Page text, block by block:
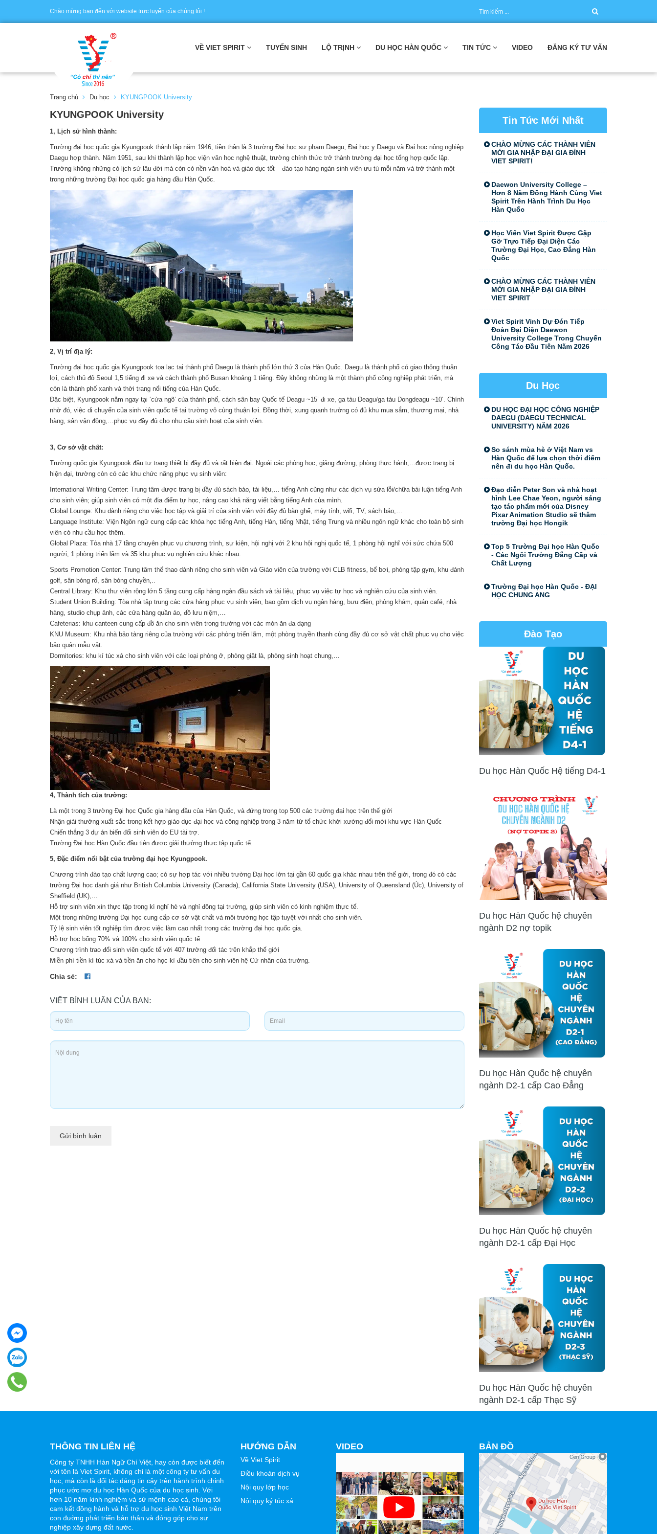
Chào mừng bạn đến với website trực tuyến của chúng tôi !
VỀ VIET SPIRIT TUYỂN SINH LỘ TRỊNH DU HỌC HÀN QUỐC TIN TỨC VIDEO ĐĂNG KÝ TƯ VẤN
Trang chủ Du học KYUNGPOOK University
KYUNGPOOK University
1, Lịch sử hình thành:
Trường đại học quốc gia Kyungpook thành lập năm 1946, tiền thân là 3 trường Đại học sư phạm Daegu, Đại học y Daegu và Đại học nông nghiệp
Daegu hợp thành. Năm 1951, sau khi thành lập học viện văn học nghệ thuật, trường chính thức trở thành trường đại học tổng hợp quốc lập.
Trường không những có lịch sử lâu đời mà còn có nền văn hoá và giáo dục tốt – đào tạo hàng ngàn sinh viên ưu tú mỗi năm và trở thành một
trong những trường Đại học quốc gia hàng đầu Hàn Quốc.
2, Vị trí địa lý:
Trường đại học quốc gia Kyungpook tọa lạc tại thành phố Daegu là thành phố lớn thứ 3 của Hàn Quốc. Daegu là thành phố có giao thông thuận
lợi, cách thủ đô Seoul 1,5 tiếng đi xe và cách thành phố Busan khoảng 1 tiếng. Đây không những là một thành phố công nghiệp phát triển, mà
còn là thành phố xanh và thời trang nổi tiếng của Hàn Quốc.
Đặc biệt, Kyungpook nằm ngay tại ‘cửa ngõ’ của thành phố, cách sân bay Quốc tế Deagu ~15’ đi xe, ga tàu Deagu/ga tàu Dongdeagu ~10’. Chính
nhờ đó, việc di chuyển của sinh viên quốc tế tại trường vô cùng thuận lợi. Đồng thời, xung quanh trường có đủ khu mua sắm, thương mại, nhà
hàng, sân vận động,…phục vụ đầy đủ cho nhu cầu sinh hoạt của sinh viên.
3, Cơ sở vật chất:
Trường quốc gia Kyungpook đầu tư trang thiết bị đầy đủ và rất hiện đại. Ngoài các phòng học, giảng đường, phòng thực hành,…được trang bị
hiện đại, trường còn có các khu chức năng phục vụ sinh viên:
International Writing Center: Trung tâm được trang bị đầy đủ sách báo, tài liệu,… tiếng Anh cũng như các dịch vụ sửa lỗi/chữa bài luận tiếng Anh
cho sinh viên; giúp sinh viên có một địa điểm tự học, nâng cao khả năng viết bằng tiếng Anh của mình.
Global Lounge: Khu dành riêng cho việc học tập và giải trí của sinh viên với đầy đủ bàn ghế, máy tính, wifi, TV, sách báo,…
Language Institute: Viện Ngôn ngữ cung cấp các khóa học tiếng Anh, tiếng Hàn, tiếng Nhật, tiếng Trung và nhiều ngôn ngữ khác cho toàn bộ sinh
viên có nhu cầu học thêm.
Global Plaza: Tòa nhà 17 tầng chuyên phục vụ chương trình, sự kiện, hội nghị với 2 khu hội nghị quốc tế, 1 phòng hội nghĩ với sức chứa 500
người, 1 phòng triển lãm và 35 khu phục vụ nghiên cứu khác nhau.
Sports Promotion Center: Trung tâm thể thao dành riêng cho sinh viên và Giáo viên của trường với CLB fitness, bể bơi, phòng tập gym, khu đánh
golf, sân bóng rổ, sân bóng chuyền,..
Central Library: Khu thư viện rộng lớn 5 tầng cung cấp hàng ngàn đầu sách và tài liệu, phục vụ việc tự học và nghiên cứu của sinh viên.
Student Union Building: Tòa nhà tập trung các cửa hàng phục vụ sinh viên, bao gồm dịch vụ ngân hàng, bưu điện, phòng khám, quán café, nhà
hàng, studio chụp ảnh, các cửa hàng quần áo, đồ lưu niệm,…
Cafeterias: khu canteen cung cấp đồ ăn cho sinh viên trong trường với các món ăn đa dạng
KNU Museum: Khu nhà bảo tàng riêng của trường với các phòng triển lãm, một phòng truyền thanh cùng đầy đủ cơ sở vật chất phục vụ cho việc
bảo quản mẫu vật.
Dormitories: khu kí túc xá cho sinh viên với các loại phòng ở, phòng giặt là, phòng sinh hoạt chung,…
4, Thành tích của trường:
Là một trong 3 trường Đại học Quốc gia hàng đầu của Hàn Quốc, và đứng trong top 500 các trường đại học trên thế giới
Nhận giải thưởng xuất sắc trong kết hợp giáo dục đại học và công nghiệp trong 3 năm từ tổ chức khởi xướng đổi mới khu vực Hàn Quốc
Chiến thắng 3 dự án biến đổi sinh viên do EU tài trợ.
Trường Đại học Hàn Quốc đầu tiên được giải thưởng thực tập quốc tế.
5, Đặc điểm nổi bật của trường đại học Kyungpook.
Chương trình đào tạo chất lượng cao; có sự hợp tác với nhiều trường Đại học lớn tại gần 60 quốc gia khác nhau trên thế giới, trong đó có các
trường Đại học danh giá như British Columbia University (Canada), California State University (USA), University of Queensland (Úc), University of
Sheffield (UK),…
Hỗ trợ sinh viên xin thực tập trong kì nghỉ hè và nghỉ đông tại trường, giúp sinh viên có kinh nghiệm thực tế.
Một trong những trường Đại học cung cấp cơ sở vật chất và môi trường học tập tuyệt vời nhất cho sinh viên.
Tỷ lệ sinh viên tốt nghiệp tìm được việc làm cao nhất trong các trường đại học quốc gia.
Hỗ trợ học bổng 70% và 100% cho sinh viên quốc tế
Chương trình trao đổi sinh viên quốc tế với 407 trường đối tác trên khắp thế giới
Miễn phí tiền kí túc xá và tiền ăn cho học kì đầu tiên cho sinh viên hệ Cử nhân của trường.
Chia sẻ:
VIẾT BÌNH LUẬN CỦA BẠN:
Gửi bình luận
Tin Tức Mới Nhất
CHÀO MỪNG CÁC THÀNH VIÊN
MỚI GIA NHẬP ĐẠI GIA ĐÌNH
VIET SPIRIT!
Daewon University College –
Hơn 8 Năm Đồng Hành Cùng Viet
Spirit Trên Hành Trình Du Học
Hàn Quốc
Học Viên Viet Spirit Được Gặp
Gỡ Trực Tiếp Đại Diện Các
Trường Đại Học, Cao Đẳng Hàn
Quốc
CHÀO MỪNG CÁC THÀNH VIÊN
MỚI GIA NHẬP ĐẠI GIA ĐÌNH
VIET SPIRIT
Viet Spirit Vinh Dự Đón Tiếp
Đoàn Đại Diện Daewon
University College Trong Chuyến
Công Tác Đầu Tiên Năm 2026
Du Học
DU HỌC ĐẠI HỌC CÔNG NGHIỆP
DAEGU (DAEGU TECHNICAL
UNIVERSITY) NĂM 2026
So sánh mùa hè ở Việt Nam vs
Hàn Quốc để lựa chọn thời điểm
nên đi du học Hàn Quốc.
Đạo diễn Peter Son và nhà hoạt
hình Lee Chae Yeon, người sáng
tạo tác phẩm mới của Disney
Pixar Animation Studio sẽ thăm
trường Đại học Hongik
Top 5 Trường Đại học Hàn Quốc
- Các Ngôi Trường Đẳng Cấp và
Chất Lượng
Trường Đại học Hàn Quốc - ĐẠI
HỌC CHUNG ANG
Đào Tạo
Du học Hàn Quốc Hệ tiếng D4-1
Du học Hàn Quốc hệ chuyên
ngành D2 nợ topik
Du học Hàn Quốc hệ chuyên
ngành D2-1 cấp Cao Đẳng
Du học Hàn Quốc hệ chuyên
ngành D2-1 cấp Đại Học
Du học Hàn Quốc hệ chuyên
ngành D2-1 cấp Thạc Sỹ
THÔNG TIN LIÊN HỆ
Công ty TNHH Hàn Ngữ Chí Việt, hay còn được biết đến
với tên là Viet Spirit, không chỉ là một công ty tư vấn du
học, mà còn là đối tác đáng tin cậy trên hành trình chinh
phục ước mơ du học Hàn Quốc của du học sinh. Với
hơn 10 năm kinh nghiệm và sứ mệnh cao cả, chúng tôi
cam kết đồng hành và hỗ trợ du học sinh Việt Nam trên
con đường phát triển bản thân và đóng góp cho sự
nghiệp xây dựng đất nước.
HƯỚNG DẪN
Về Viet Spirit
Điều khoản dịch vụ
Nội quy lớp học
Nội quy ký túc xá
VIDEO BẢN ĐỒ